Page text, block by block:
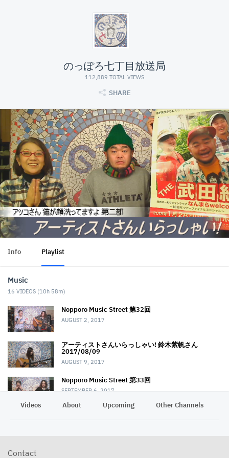
のっぽろ七丁目放送局
112,889 TOTAL VIEWS
SHARE
Info Playlist
Music
16 VIDEOS (10h 58m)
Nopporo Music Street 第32回
AUGUST 2, 2017
アーティストさんいらっしゃい! 鈴木紫帆さん
2017/08/09
AUGUST 9, 2017
Nopporo Music Street 第33回
SEPTEMBER 6, 2017
Videos About Upcoming Other Channels
Contact